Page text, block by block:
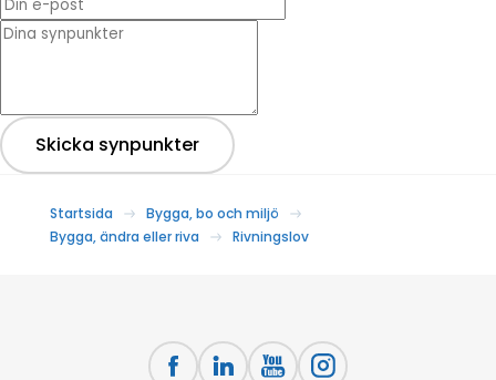
* Dina synpunkter
Skicka synpunkter
Startsida
Bygga, bo och miljö
Bygga, ändra eller riva
Rivningslov